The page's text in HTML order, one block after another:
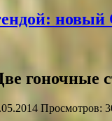
новый
гоночные
Просмотров: